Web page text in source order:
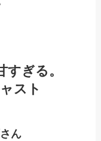
ぎる。
スト
ん